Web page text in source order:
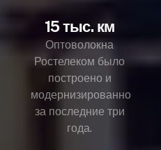
15 тыс. км
Оптоволокна
Ростелеком было
построено и
модернизированно
за последние три
года.